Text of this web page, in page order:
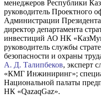
менеджеров Республики
руководитель Проектного
Администрации Президента
директор департамента
инвестиций АО НК
руководитель службы
безопасности и охраны
А. Д. Талипбеков, эксперт
«КМГ Инжиниринг»;
Национальной палаты
НК «QazaqGaz».